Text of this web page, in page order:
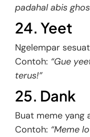
padahal abis
24. Yeet
Ngelempar
Contoh: “Gue
terus!”
25. Dank
Buat meme yang
Contoh: “Meme